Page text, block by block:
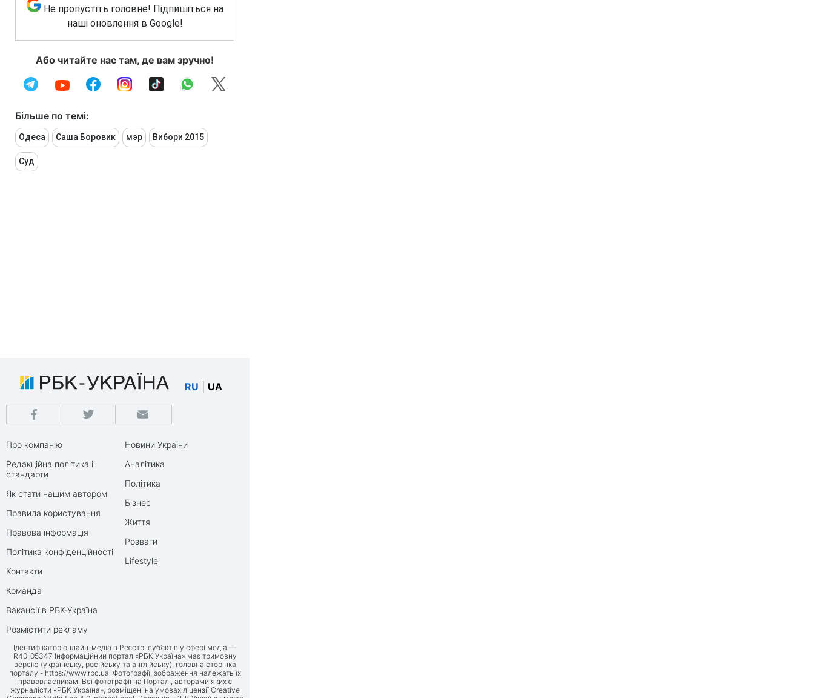
Не пропустіть головне! Підпишіться на
наші оновлення в Google!
Або читайте нас там, де вам зручно!
Більше по темі:
Одеса Саша Боровик мэр Вибори 2015
Суд
RU UA
Про компанію
Редакційна політика і
стандарти
Як стати нашим автором
Правила користування
Правова інформація
Політика конфіденційності
Контакти
Команда
Вакансії в РБК-Україна
Розмістити рекламу
Новини України
Аналітика
Політика
Бізнес
Життя
Розваги
Lifestyle
Ідентифікатор онлайн-медіа в Реєстрі суб’єктів у сфері медіа —
R40-05347 Інформаційний портал «РБК-Україна» має тримовну
версію (українську, російську та англійську), головна сторінка
порталу - https://www.rbc.ua. Фотографії, зображення належать їх
правовласникам. Всі фотографії на Порталі, авторами яких є
журналісти «РБК-Україна», розміщені на умовах ліцензії Creative